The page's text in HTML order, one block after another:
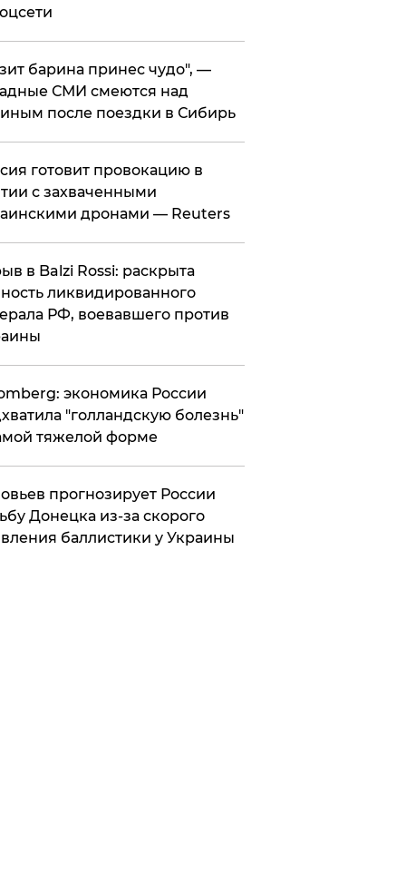
барина принес чудо", —
СМИ смеются над
после поездки в Сибирь
готовит провокацию в
с захваченными
дронами — Reuters
в Balzi Rossi: раскрыта
ликвидированного
РФ, воевавшего против
экономика России
"голландскую болезнь"
тяжелой форме
прогнозирует России
Донецка из-за скорого
баллистики у Украины